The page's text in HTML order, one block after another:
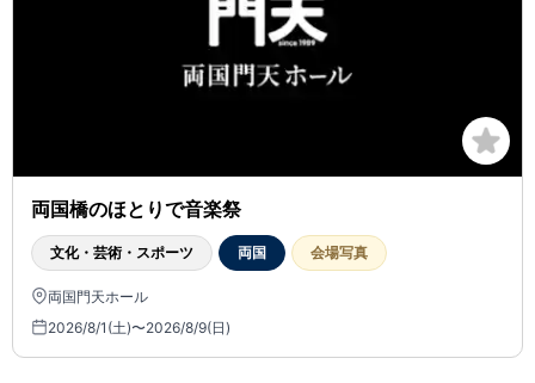
両国橋のほとりで音楽祭
文化・芸術・スポーツ 両国 会場写真
両国門天ホール
2026/8/1(土)〜2026/8/9(日)